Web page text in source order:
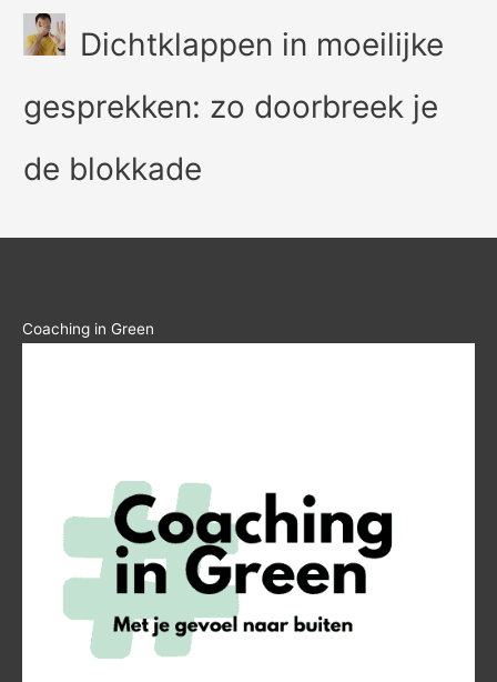
Dichtklappen in moeilijke
gesprekken: zo doorbreek je
de blokkade
Coaching in Green